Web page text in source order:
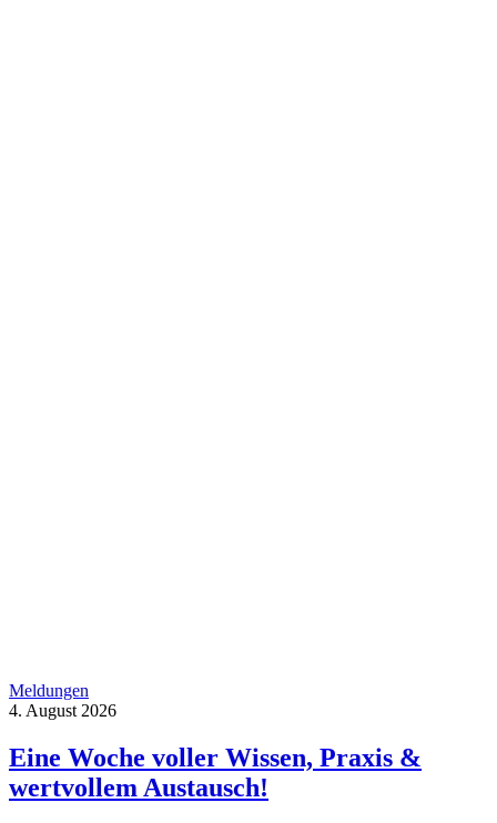
Meldungen
4. August 2026
Eine Woche voller Wissen, Praxis &
wertvollem Austausch!